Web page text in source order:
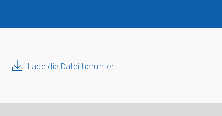
Lade die Datei herunter